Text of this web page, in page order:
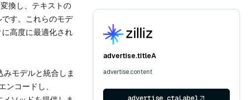
換し、テキストの
す。これらのモデ
高度に最適化され
モデルと統合しま
コードし、
advertise.titleA
advertise.content
advertise.ctaLabel